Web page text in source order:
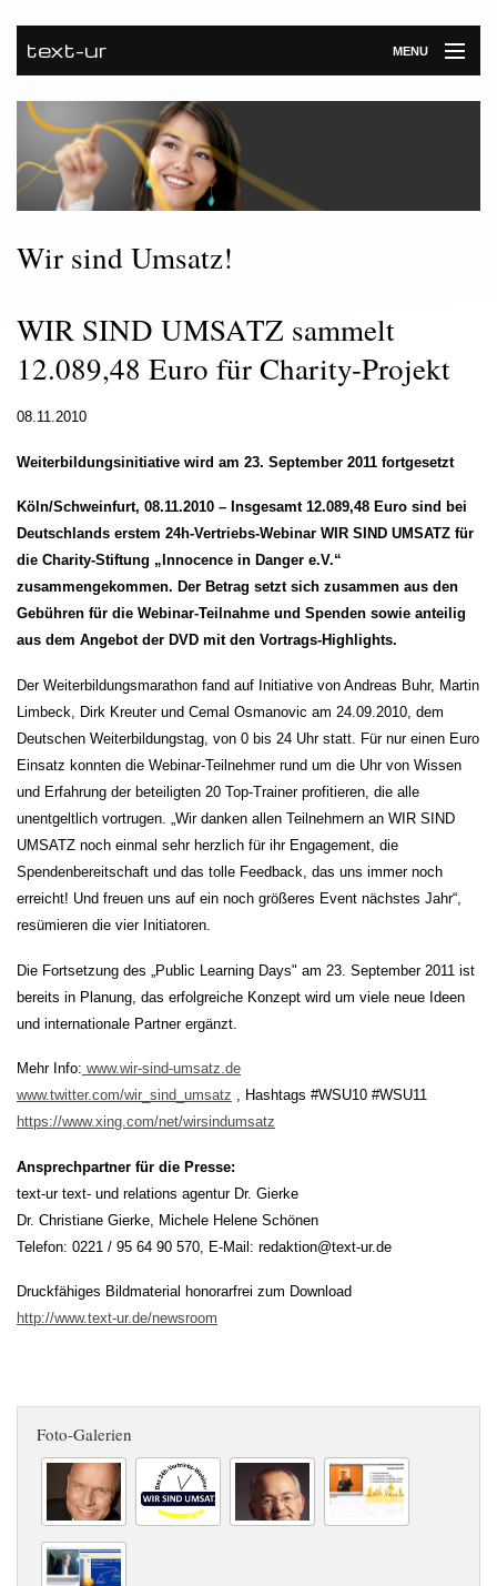
text-ur MENU
Startseite
Leistungen
Unternehmen
Referenzen
Newsroom
Wir sind Umsatz!
WIR SIND UMSATZ sammelt
12.089,48 Euro für Charity-Projekt
08.11.2010
Weiterbildungsinitiative wird am 23. September 2011 fortgesetzt
Köln/Schweinfurt, 08.11.2010 – Insgesamt 12.089,48 Euro sind bei
Deutschlands erstem 24h-Vertriebs-Webinar WIR SIND UMSATZ für
die Charity-Stiftung „Innocence in Danger e.V.“
zusammengekommen. Der Betrag setzt sich zusammen aus den
Gebühren für die Webinar-Teilnahme und Spenden sowie anteilig
aus dem Angebot der DVD mit den Vortrags-Highlights.
Der Weiterbildungsmarathon fand auf Initiative von Andreas Buhr, Martin
Limbeck, Dirk Kreuter und Cemal Osmanovic am 24.09.2010, dem
Deutschen Weiterbildungstag, von 0 bis 24 Uhr statt. Für nur einen Euro
Einsatz konnten die Webinar-Teilnehmer rund um die Uhr von Wissen
und Erfahrung der beteiligten 20 Top-Trainer profitieren, die alle
unentgeltlich vortrugen. „Wir danken allen Teilnehmern an WIR SIND
UMSATZ noch einmal sehr herzlich für ihr Engagement, die
Spendenbereitschaft und das tolle Feedback, das uns immer noch
erreicht! Und freuen uns auf ein noch größeres Event nächstes Jahr“,
resümieren die vier Initiatoren.
Die Fortsetzung des „Public Learning Days" am 23. September 2011 ist
bereits in Planung, das erfolgreiche Konzept wird um viele neue Ideen
und internationale Partner ergänzt.
Mehr Info: www.wir-sind-umsatz.de
www.twitter.com/wir_sind_umsatz , Hashtags #WSU10 #WSU11
https://www.xing.com/net/wirsindumsatz
Ansprechpartner für die Presse:
text-ur text- und relations agentur Dr. Gierke
Dr. Christiane Gierke, Michele Helene Schönen
Telefon: 0221 / 95 64 90 570, E-Mail: redaktion@text-ur.de
Druckfähiges Bildmaterial honorarfrei zum Download
http://www.text-ur.de/newsroom
Foto-Galerien